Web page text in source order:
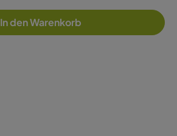
In den Warenkorb